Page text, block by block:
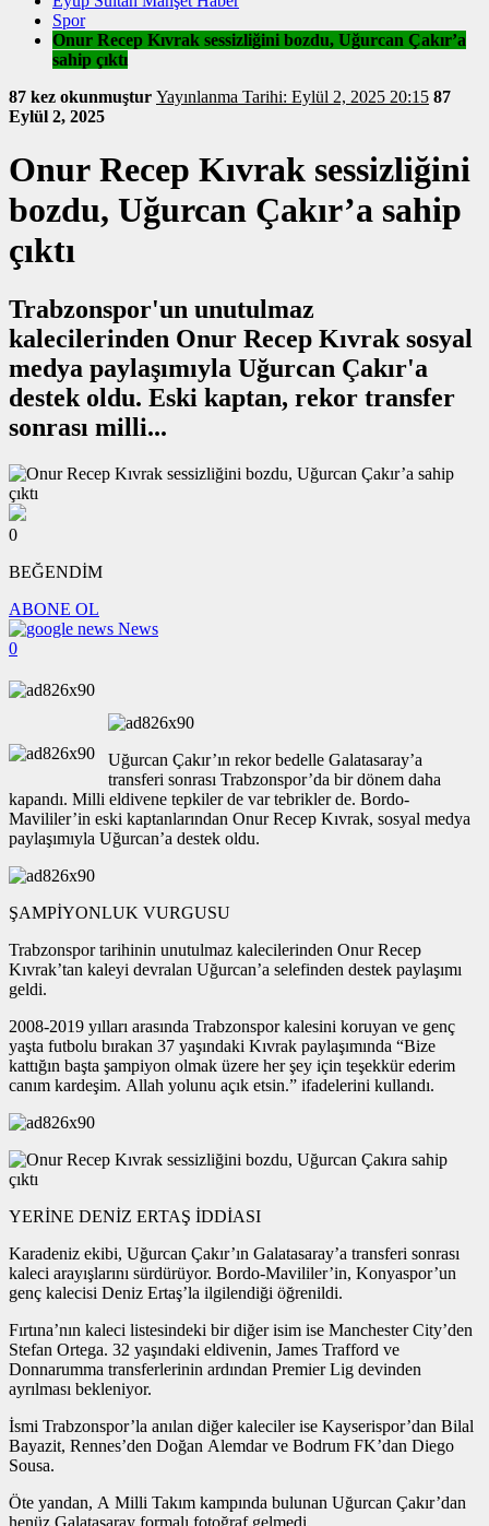
Spor
Onur Recep Kıvrak sessizliğini bozdu, Uğurcan Çakır’a
sahip çıktı
87 kez okunmuştur
Yayınlanma Tarihi: Eylül 2, 2025 20:15 87
Eylül 2, 2025
Onur Recep Kıvrak sessizliğini
bozdu, Uğurcan Çakır’a sahip
çıktı
Trabzonspor'un unutulmaz
kalecilerinden Onur Recep Kıvrak sosyal
medya paylaşımıyla Uğurcan Çakır'a
destek oldu. Eski kaptan, rekor transfer
sonrası milli...
0
BEĞENDİM
ABONE OL
News
0
Uğurcan Çakır’ın rekor bedelle Galatasaray’a
transferi sonrası Trabzonspor’da bir dönem daha
kapandı. Milli eldivene tepkiler de var tebrikler de. Bordo-
Mavililer’in eski kaptanlarından Onur Recep Kıvrak, sosyal medya
paylaşımıyla Uğurcan’a destek oldu.
ŞAMPİYONLUK VURGUSU
Trabzonspor tarihinin unutulmaz kalecilerinden Onur Recep
Kıvrak’tan kaleyi devralan Uğurcan’a selefinden destek paylaşımı
geldi.
2008-2019 yılları arasında Trabzonspor kalesini koruyan ve genç
yaşta futbolu bırakan 37 yaşındaki Kıvrak paylaşımında “Bize
kattığın başta şampiyon olmak üzere her şey için teşekkür ederim
canım kardeşim. Allah yolunu açık etsin.” ifadelerini kullandı.
YERİNE DENİZ ERTAŞ İDDİASI
Karadeniz ekibi, Uğurcan Çakır’ın Galatasaray’a transferi sonrası
kaleci arayışlarını sürdürüyor. Bordo-Mavililer’in, Konyaspor’un
genç kalecisi Deniz Ertaş’la ilgilendiği öğrenildi.
Fırtına’nın kaleci listesindeki bir diğer isim ise Manchester City’den
Stefan Ortega. 32 yaşındaki eldivenin, James Trafford ve
Donnarumma transferlerinin ardından Premier Lig devinden
ayrılması bekleniyor.
İsmi Trabzonspor’la anılan diğer kaleciler ise Kayserispor’dan Bilal
Bayazit, Rennes’den Doğan Alemdar ve Bodrum FK’dan Diego
Sousa.
Öte yandan, A Milli Takım kampında bulunan Uğurcan Çakır’dan
henüz Galatasaray formalı fotoğraf gelmedi.